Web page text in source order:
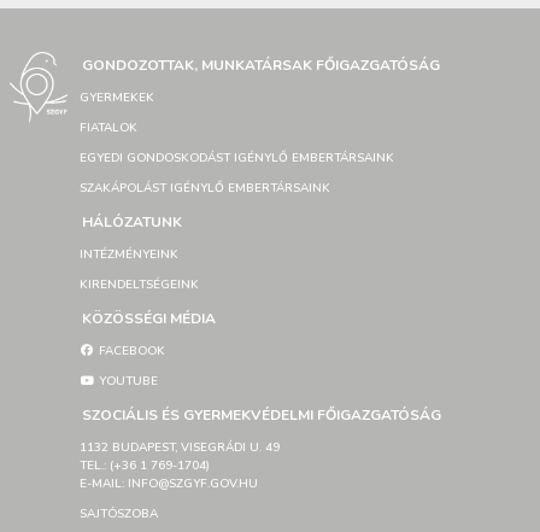
GONDOZOTTAK, MUNKATÁRSAK FŐIGAZGATÓSÁG
GYERMEKEK
FIATALOK
EGYEDI GONDOSKODÁST IGÉNYLŐ EMBERTÁRSAINK
SZAKÁPOLÁST IGÉNYLŐ EMBERTÁRSAINK
HÁLÓZATUNK
INTÉZMÉNYEINK
KIRENDELTSÉGEINK
KÖZÖSSÉGI MÉDIA
FACEBOOK
YOUTUBE
SZOCIÁLIS ÉS GYERMEKVÉDELMI FŐIGAZGATÓSÁG
1132 BUDAPEST, VISEGRÁDI U. 49
TEL.: (+36 1 769-1704)
E-MAIL: INFO@SZGYF.GOV.HU
SAJTÓSZOBA